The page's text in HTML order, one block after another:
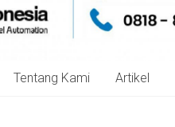
Tentang Kami Artikel